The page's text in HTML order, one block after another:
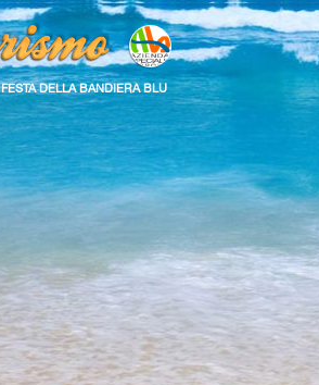
FESTA DELLA BANDIERA BLU